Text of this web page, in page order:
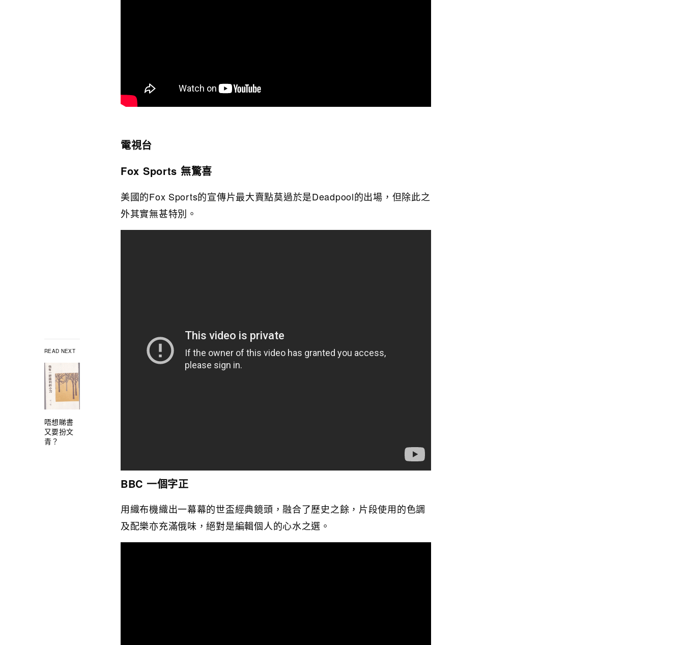
READ NEXT
唔想睇書
又要扮文
青？
電視台
Fox Sports 無驚喜
美國的Fox Sports的宣傳片最大賣點莫過於是Deadpool的出場，但除此之
外其實無甚特別。
BBC 一個字正
用織布機織出一幕幕的世盃經典鏡頭，融合了歷史之餘，片段使用的色調
及配樂亦充滿俄味，絕對是編輯個人的心水之選。